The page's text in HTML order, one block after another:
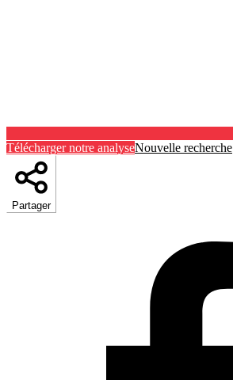
Télécharger notre analyseNouvelle recherche
Partager